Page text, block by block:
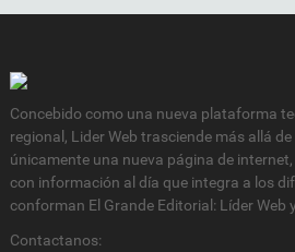
Concebido como una nueva plataforma
regional, Lider Web trasciende más allá
únicamente una nueva página de
con información al día que integra a los
conforman El Grande Editorial: Líder Web
Contactanos: